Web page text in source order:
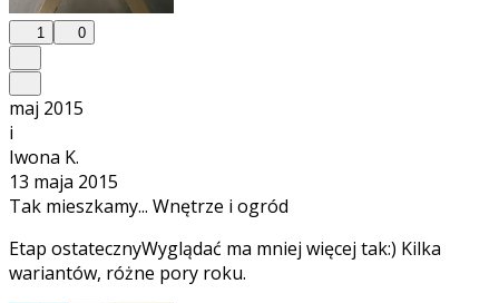
1 0
maj 2015
i
Iwona K.
13 maja 2015
Tak mieszkamy... Wnętrze i ogród
Etap ostatecznyWyglądać ma mniej więcej tak:) Kilka
wariantów, różne pory roku.